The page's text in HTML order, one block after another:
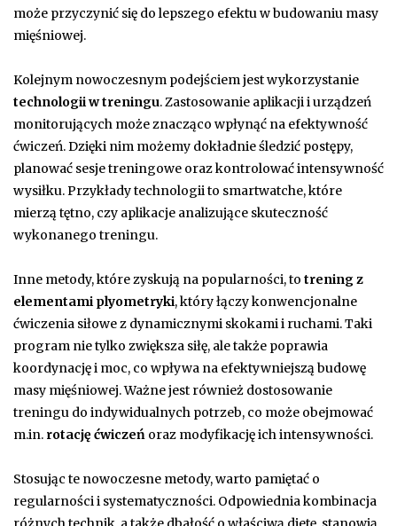
może przyczynić się do lepszego efektu w budowaniu masy
mięśniowej.
Kolejnym nowoczesnym podejściem jest wykorzystanie
technologii w treningu. Zastosowanie aplikacji i urządzeń
monitorujących może znacząco wpłynąć na efektywność
ćwiczeń. Dzięki nim możemy dokładnie śledzić postępy,
planować sesje treningowe oraz kontrolować intensywność
wysiłku. Przykłady technologii to smartwatche, które
mierzą tętno, czy aplikacje analizujące skuteczność
wykonanego treningu.
Inne metody, które zyskują na popularności, to trening z
elementami plyometryki, który łączy konwencjonalne
ćwiczenia siłowe z dynamicznymi skokami i ruchami. Taki
program nie tylko zwiększa siłę, ale także poprawia
koordynację i moc, co wpływa na efektywniejszą budowę
masy mięśniowej. Ważne jest również dostosowanie
treningu do indywidualnych potrzeb, co może obejmować
m.in. rotację ćwiczeń oraz modyfikację ich intensywności.
Stosując te nowoczesne metody, warto pamiętać o
regularności i systematyczności. Odpowiednia kombinacja